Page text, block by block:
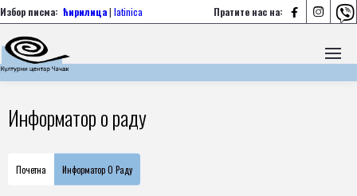
Пратите нас на:   
Избор писма: ћирилица| latinica
Информатор о раду
Почетна Информатор О Раду